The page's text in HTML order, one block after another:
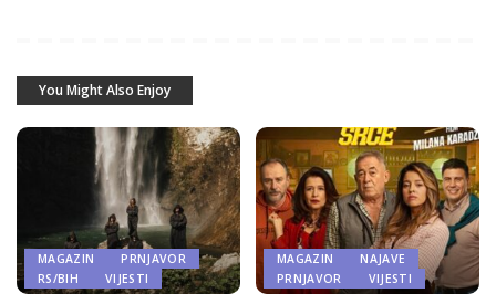
You Might Also Enjoy
MAGAZIN
PRNJAVOR
RS/BIH
VIJESTI
MAGAZIN
NAJAVE
PRNJAVOR
VIJESTI